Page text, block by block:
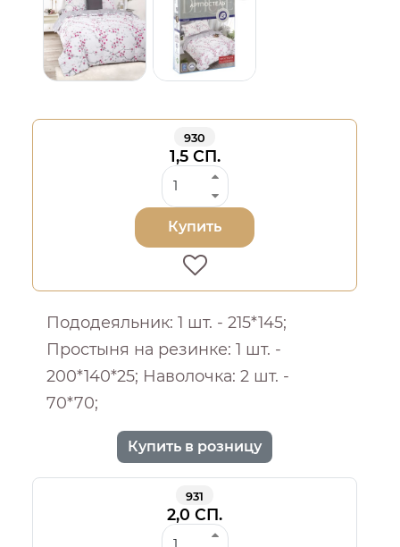
930
1,5 СП.
Купить
Пододеяльник: 1 шт. - 215*145;
Простыня на резинке: 1 шт. -
200*140*25; Наволочка: 2 шт. -
70*70;
Купить в розницу
931
2,0 СП.